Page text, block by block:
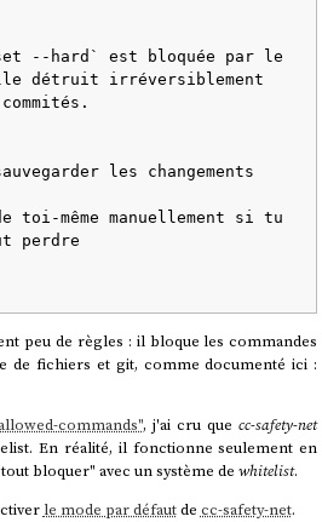
--hard` est bloquée par le
détruit irréversiblement
les changements
toi-même manuellement si tu
perdre
peu de règles : il bloque les commandes
de fichiers et git, comme documenté ici :
commands", j'ai cru quecc-safety-net
En réalité, il fonctionne seulement en
bloquer" avec un système de whitelist.
le mode par défautde cc-safety-net.